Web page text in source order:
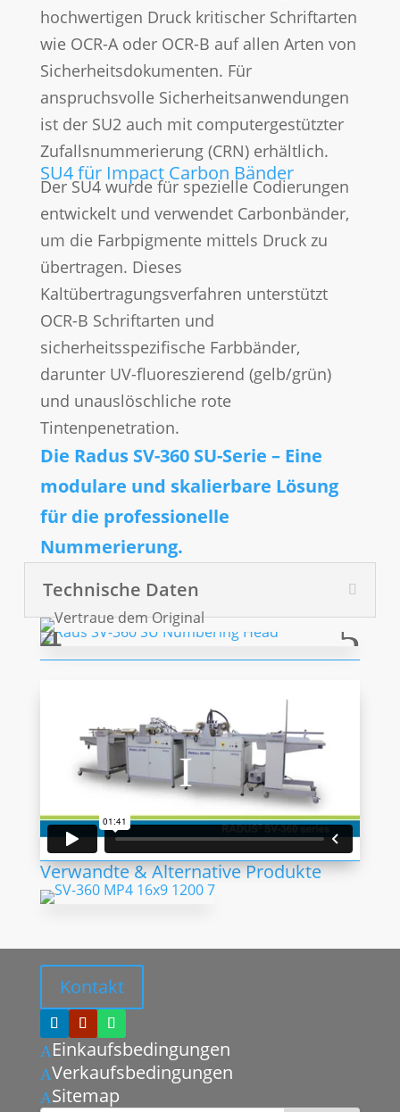
hochwertigen Druck kritischer Schriftarten
wie OCR-A oder OCR-B auf allen Arten von
Sicherheitsdokumenten. Für
anspruchsvolle Sicherheitsanwendungen
ist der SU2 auch mit computergestützter
Zufallsnummerierung (CRN) erhältlich.
SU4 für Impact Carbon Bänder
Der SU4 wurde für spezielle Codierungen
entwickelt und verwendet Carbonbänder,
um die Farbpigmente mittels Druck zu
übertragen. Dieses
Kaltübertragungsverfahren unterstützt
OCR-B Schriftarten und
sicherheitsspezifische Farbbänder,
darunter UV-fluoreszierend (gelb/grün)
und unauslöschliche rote
Tintenpenetration.
Die Radus SV-360 SU-Serie – Eine
modulare und skalierbare Lösung
für die professionelle
Nummerierung.
Technische Daten
Verwandte & Alternative Produkte
AEinkaufsbedingungen
AVerkaufsbedingungen
ASitemap
Kontakt